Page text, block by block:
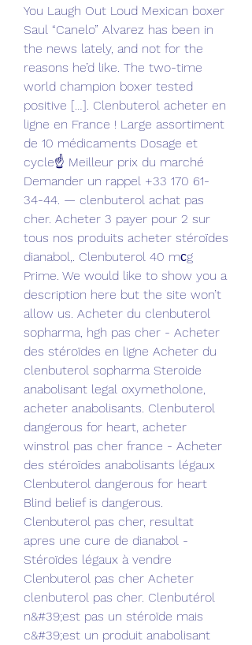
You Laugh Out Loud Mexican boxer
Saul “Canelo” Alvarez has been in
the news lately, and not for the
reasons he’d like. The two-time
world champion boxer tested
positive […]. Clenbuterol acheter en
ligne en France ! ️Large assortiment
de 10 médicaments Dosage et
cycle☝️ Meilleur prix du marché
Demander un rappel +33 170 61-
34-44. — clenbuterol achat pas
cher. Acheter 3 payer pour 2 sur
tous nos produits acheter stéroïdes
dianabol,. Clenbuterol 40 mсg
Prime. We would like to show you a
description here but the site won’t
allow us. Acheter du clenbuterol
sopharma, hgh pas cher - Acheter
des stéroïdes en ligne Acheter du
clenbuterol sopharma Steroide
anabolisant legal oxymetholone,
acheter anabolisants. Clenbuterol
dangerous for heart, acheter
winstrol pas cher france - Acheter
des stéroïdes anabolisants légaux
Clenbuterol dangerous for heart
Blind belief is dangerous.
Clenbuterol pas cher, resultat
apres une cure de dianabol -
Stéroïdes légaux à vendre
Clenbuterol pas cher Acheter
clenbuterol pas cher. Clenbutérol
n&#39;est pas un stéroïde mais
c&#39;est un produit anabolisant